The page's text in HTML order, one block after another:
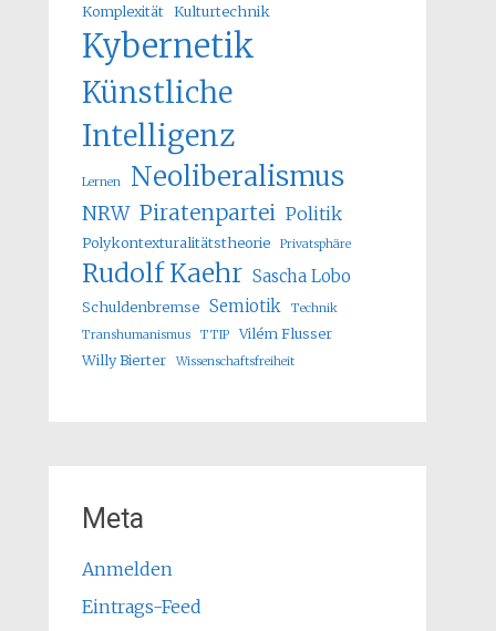
Komplexität Kulturtechnik
Kybernetik
Künstliche
Intelligenz
Lernen Neoliberalismus
NRW Piratenpartei Politik
Polykontexturalitätstheorie Privatsphäre
Rudolf Kaehr Sascha Lobo
Schuldenbremse Semiotik
Technik
Transhumanismus
TTIP
Vilém Flusser
Willy Bierter
Wissenschaftsfreiheit
Meta
Anmelden
Eintrags-Feed